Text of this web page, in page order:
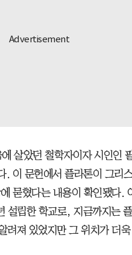
살았던 철학자이자 시인인
. 이 문헌에서 플라톤이 그리
묻혔다는 내용이 확인됐다.
설립한 학교로, 지금까지는
려져 있었지만 그 위치가 더